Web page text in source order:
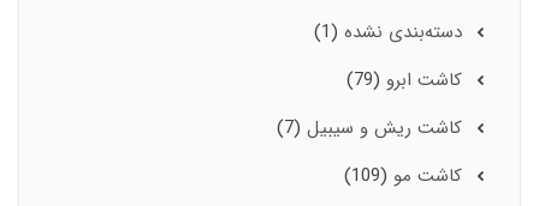
دسته‌بندی نشده (1)
کاشت ابرو (79)
کاشت ریش و سیبیل (7)
کاشت مو (109)